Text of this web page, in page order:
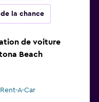
la chance
de voiture
Beach
A-Car